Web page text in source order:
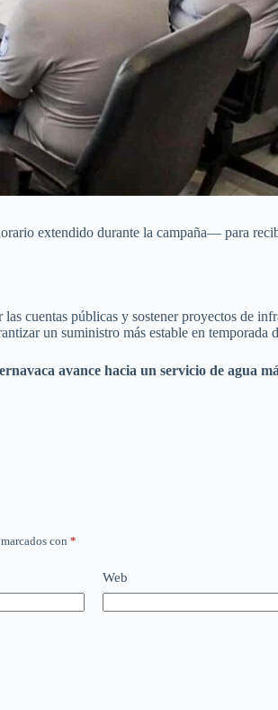
extendido durante la campaña— para
cuentas públicas y sostener proyectos de
un suministro más estable en temporada
avance hacia un servicio de agua
con *
Web